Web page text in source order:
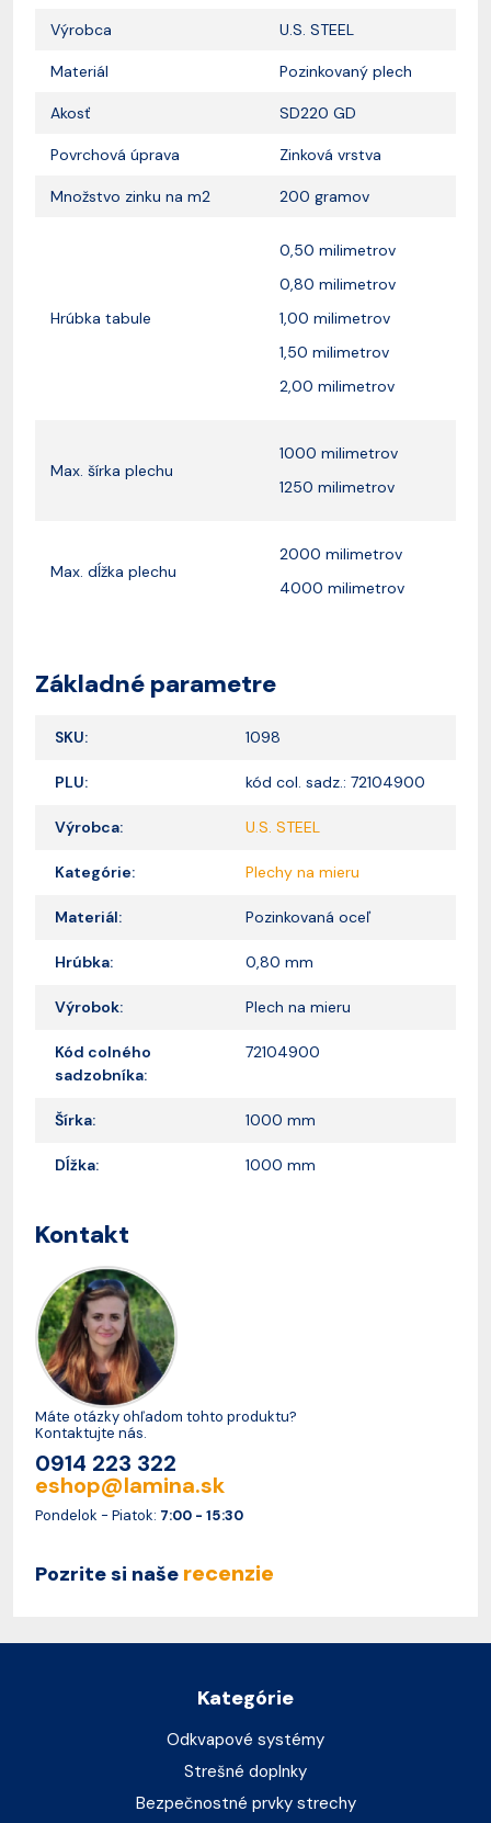
Výrobca U.S. STEEL
Materiál Pozinkovaný plech
Akosť SD220 GD
Povrchová úprava Zinková vrstva
Množstvo zinku na m2 200 gramov
Hrúbka tabule
0,50 milimetrov
0,80 milimetrov
1,00 milimetrov
1,50 milimetrov
2,00 milimetrov
Max. šírka plechu
1000 milimetrov
1250 milimetrov
Max. dĺžka plechu
2000 milimetrov
4000 milimetrov
Základné parametre
SKU: 1098
PLU: kód col. sadz.: 72104900
Výrobca: U.S. STEEL
Kategórie: Plechy na mieru
Materiál: Pozinkovaná oceľ
Hrúbka: 0,80 mm
Výrobok: Plech na mieru
Kód colného
sadzobníka:
72104900
Šírka: 1000 mm
Dĺžka: 1000 mm
Kontakt
Máte otázky ohľadom tohto produktu?
Kontaktujte nás.
0914 223 322
eshop@lamina.sk
Pondelok - Piatok: 7:00 - 15:30
Pozrite si naše recenzie
Kategórie
Odkvapové systémy
Strešné doplnky
Bezpečnostné prvky strechy